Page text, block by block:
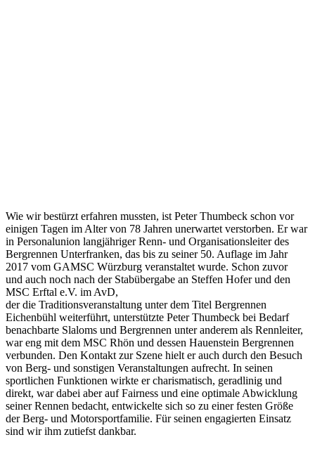
Wie wir bestürzt erfahren mussten, ist Peter Thumbeck schon vor
einigen Tagen im Alter von 78 Jahren unerwartet verstorben. Er war
in Personalunion langjähriger Renn- und Organisationsleiter des
Bergrennen Unterfranken, das bis zu seiner 50. Auflage im Jahr
2017 vom GAMSC Würzburg veranstaltet wurde. Schon zuvor
und auch noch nach der Stabübergabe an Steffen Hofer und den
MSC Erftal e.V. im AvD,
der die Traditionsveranstaltung unter dem Titel Bergrennen
Eichenbühl weiterführt, unterstützte Peter Thumbeck bei Bedarf
benachbarte Slaloms und Bergrennen unter anderem als Rennleiter,
war eng mit dem MSC Rhön und dessen Hauenstein Bergrennen
verbunden. Den Kontakt zur Szene hielt er auch durch den Besuch
von Berg- und sonstigen Veranstaltungen aufrecht. In seinen
sportlichen Funktionen wirkte er charismatisch, geradlinig und
direkt, war dabei aber auf Fairness und eine optimale Abwicklung
seiner Rennen bedacht, entwickelte sich so zu einer festen Größe
der Berg- und Motorsportfamilie. Für seinen engagierten Einsatz
sind wir ihm zutiefst dankbar.